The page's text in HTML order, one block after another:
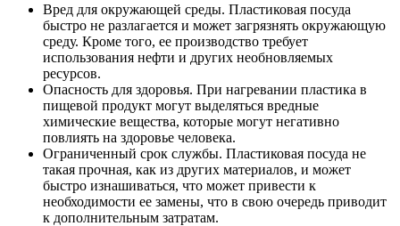
Вред для окружающей среды. Пластиковая посуда
быстро не разлагается и может загрязнять окружающую
среду. Кроме того, ее производство требует
использования нефти и других необновляемых
ресурсов.
Опасность для здоровья. При нагревании пластика в
пищевой продукт могут выделяться вредные
химические вещества, которые могут негативно
повлиять на здоровье человека.
Ограниченный срок службы. Пластиковая посуда не
такая прочная, как из других материалов, и может
быстро изнашиваться, что может привести к
необходимости ее замены, что в свою очередь приводит
к дополнительным затратам.